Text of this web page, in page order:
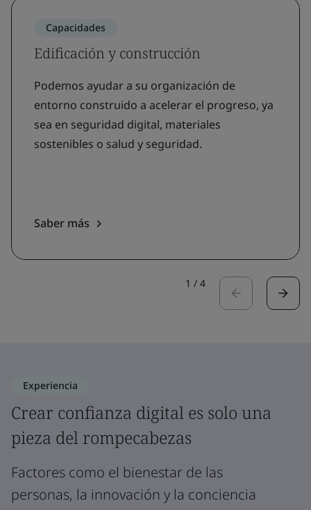
Capacidades
Edificación y construcción
Podemos ayudar a su organización de
entorno construido a acelerar el progreso, ya
sea en seguridad digital, materiales
sostenibles o salud y seguridad.
Saber más
1 / 4
Experiencia
Crear confianza digital es solo una
pieza del rompecabezas
Factores como el bienestar de las
personas, la innovación y la conciencia